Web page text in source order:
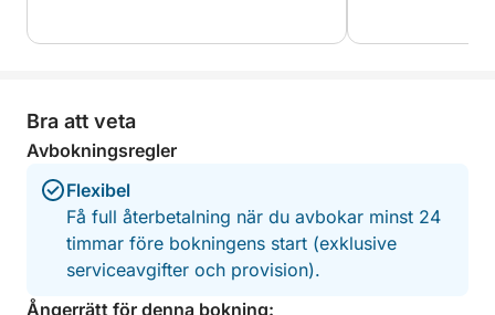
Bra att veta
Avbokningsregler
Flexibel
Få full återbetalning när du avbokar minst 24
timmar före bokningens start (exklusive
serviceavgifter och provision).
Ångerrätt för denna bokning: